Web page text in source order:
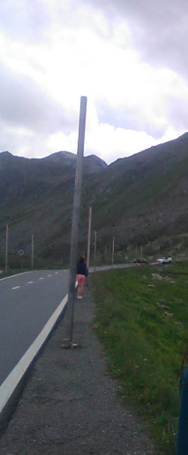
tocht door België